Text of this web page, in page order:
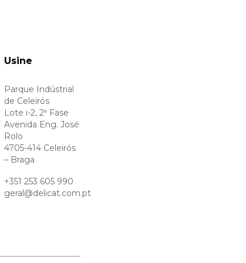
Usine
Parque Indústrial
de Celeirós
Lote i-2, 2ª Fase
Avenida Eng. José
Rolo
4705-414 Celeirós
– Braga
+351 253 605 990
geral@delicat.com.pt